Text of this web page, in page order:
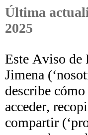
Última
2025
Este Aviso de
Jimena
describe
acceder,
compartir